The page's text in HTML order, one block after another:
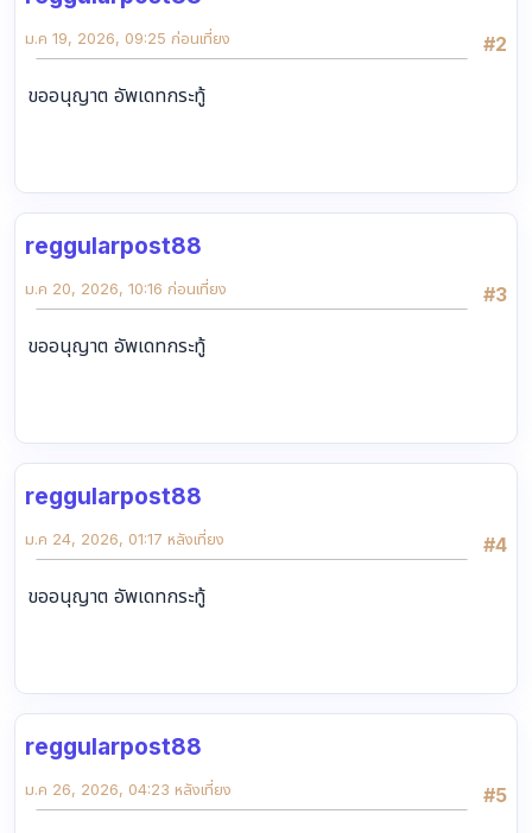
#2
ม.ค 19, 2026, 09:25 ก่อนเที่ยง
ขออนุญาต อัพเดทกระทู้
reggularpost88
#3
ม.ค 20, 2026, 10:16 ก่อนเที่ยง
ขออนุญาต อัพเดทกระทู้
reggularpost88
#4
ม.ค 24, 2026, 01:17 หลังเที่ยง
ขออนุญาต อัพเดทกระทู้
reggularpost88
#5
ม.ค 26, 2026, 04:23 หลังเที่ยง